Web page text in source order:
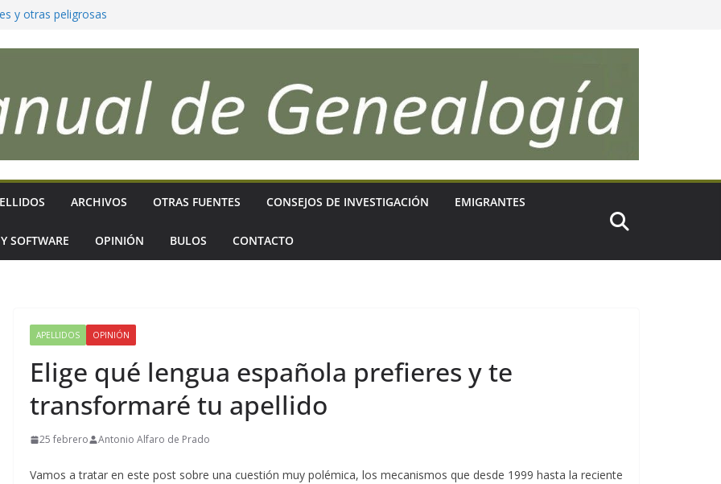
y otras peligrosas
que reflejen
sigues?
ARCHIVOS OTRAS FUENTES CONSEJOS DE INVESTIGACIÓN EMIGRANTES
SOFTWARE OPINIÓN BULOS CONTACTO
APELLIDOS OPINIÓN
Elige qué lengua española prefieres y te
transformaré tu apellido
25 febrero Antonio Alfaro de Prado
Vamos a tratar en este post sobre una cuestión muy polémica, los mecanismos que desde 1999 hasta la reciente